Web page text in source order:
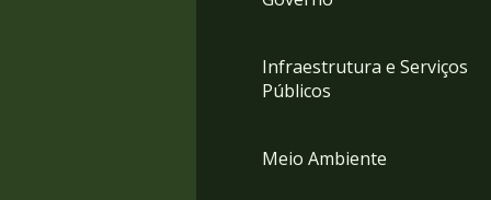
Infraestrutura e Serviços
Públicos
Meio Ambiente